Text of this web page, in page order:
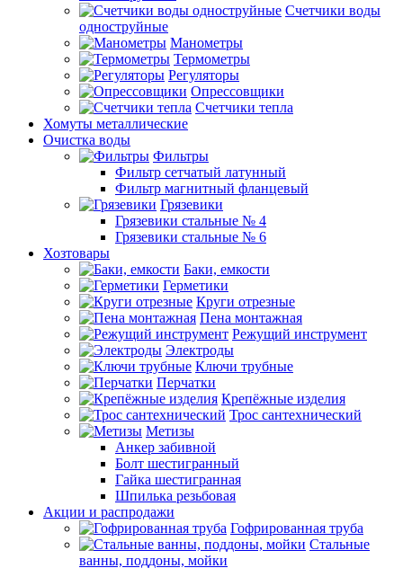
Счетчики воды
одноструйные
Манометры
Термометры
Регуляторы
Опрессовщики
Счетчики тепла
Хомуты металлические
Очистка воды
Фильтры
Фильтр сетчатый латунный
Фильтр магнитный фланцевый
Грязевики
Грязевики стальные № 4
Грязевики стальные № 6
Хозтовары
Баки, емкости
Герметики
Круги отрезные
Пена монтажная
Режущий инструмент
Электроды
Ключи трубные
Перчатки
Крепёжные изделия
Трос сантехнический
Метизы
Анкер забивной
Болт шестигранный
Гайка шестигранная
Шпилька резьбовая
Акции и распродажи
Гофрированная труба
Стальные
ванны, поддоны, мойки